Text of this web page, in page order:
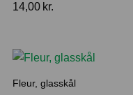
14,00 kr.
Fleur, glasskål